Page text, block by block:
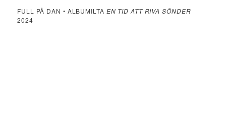
FULL PÅ DAN • ALBUMILTA EN TID ATT RIVA SÖNDER
2024